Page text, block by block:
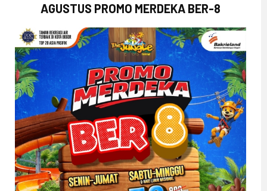
AGUSTUS PROMO MERDEKA BER-8